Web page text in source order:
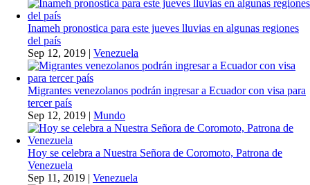
Inameh pronostica para este jueves lluvias en algunas regiones
del país
Sep 12, 2019 | Venezuela
Migrantes venezolanos podrán ingresar a Ecuador con visa para
tercer país
Sep 12, 2019 | Mundo
Hoy se celebra a Nuestra Señora de Coromoto, Patrona de
Venezuela
Sep 11, 2019 | Venezuela